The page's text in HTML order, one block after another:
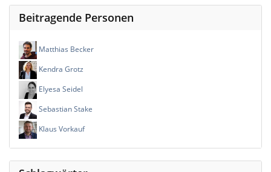
Beitragende Personen
Matthias Becker
Kendra Grotz
Elyesa Seidel
Sebastian Stake
Klaus Vorkauf